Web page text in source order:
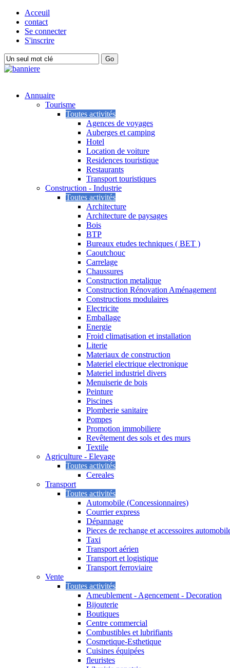
Acceuil
contact
Se connecter
S'inscrire
Annuaire
Tourisme
Toutes activités
Agences de voyages
Auberges et camping
Hotel
Location de voiture
Residences touristique
Restaurants
Transport touristiques
Construction - Industrie
Toutes activités
Architecture
Architecture de paysages
Bois
BTP
Bureaux etudes techniques ( BET )
Caoutchouc
Carrelage
Chaussures
Construction metalique
Construction Rénovation Aménagement
Constructions modulaires
Electricite
Emballage
Energie
Froid climatisation et installation
Literie
Materiaux de construction
Materiel electrique electronique
Materiel industriel divers
Menuiserie de bois
Peinture
Piscines
Plomberie sanitaire
Pompes
Promotion immobiliere
Revêtement des sols et des murs
Textile
Agriculture - Elevage
Toutes activités
Cereales
Transport
Toutes activités
Automobile (Concessionnaires)
Courrier express
Dépannage
Pieces de rechange et accessoires
Taxi
Transport aérien
Transport et logistique
Transport ferroviaire
Vente
Toutes activités
Ameublement - Agencement - Decoration
Bijouterie
Boutiques
Centre commercial
Combustibles et lubrifiants
Cosmetique-Esthetique
Cuisines équipées
fleuristes